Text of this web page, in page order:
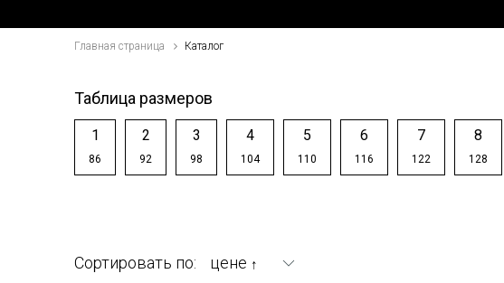
БЛУЗКИ,РУБАШКИ
БРЮКИ
СПОРТИВНЫЕ
ОСЕНЬ-ВЕСНА
БРЮКИ
СПОРТИВНЫЕ
ЗИМА
Главная страница Каталог
Таблица размеров
1
86
2
92
3
98
4
104
5
110
6
116
7
122
8
128
Сортировать по: цене ↑